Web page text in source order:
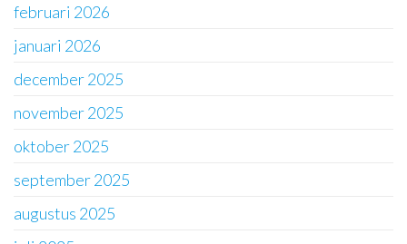
februari 2026
januari 2026
december 2025
november 2025
oktober 2025
september 2025
augustus 2025